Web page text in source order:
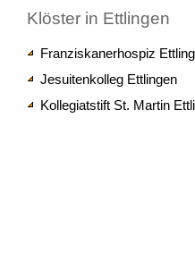
Klöster in Ettlingen
Franziskanerhospiz
Jesuitenkolleg Ettlingen
Kollegiatstift St. Martin